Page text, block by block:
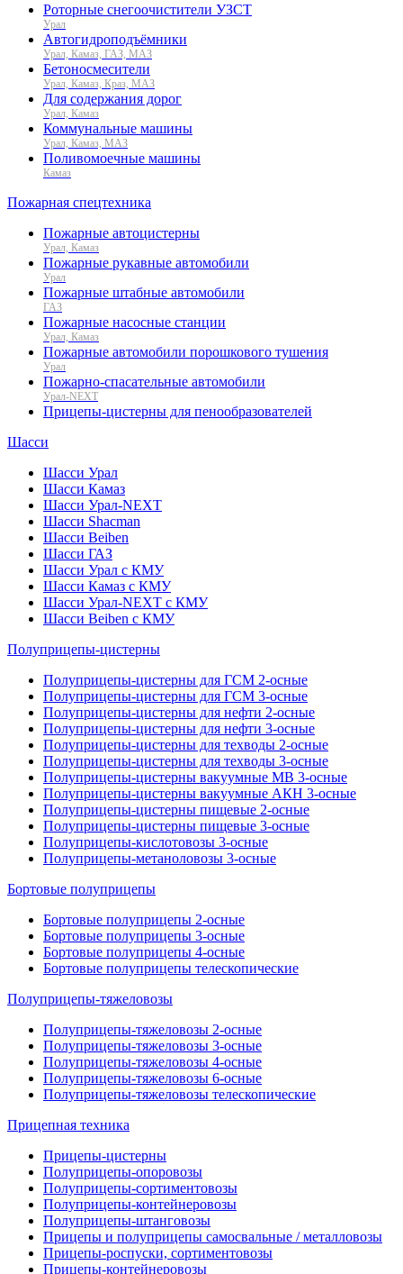
Роторные снегоочистители УЗСТ
Урал
Автогидроподъёмники
Урал, Камаз, ГАЗ, МАЗ
Бетоносмесители
Урал, Камаз, Краз, МАЗ
Для содержания дорог
Урал, Камаз
Коммунальные машины
Урал, Камаз, МАЗ
Поливомоечные машины
Камаз
Пожарная спецтехника
Пожарные автоцистерны
Урал, Камаз
Пожарные рукавные автомобили
Урал
Пожарные штабные автомобили
ГАЗ
Пожарные насосные станции
Урал, Камаз
Пожарные автомобили порошкового тушения
Урал
Пожарно-спасательные автомобили
Урал-NEXT
Прицепы-цистерны для пенообразователей
Шасси
Шасси Урал
Шасси Камаз
Шасси Урал-NEXT
Шасси Shacman
Шасси Beiben
Шасси ГАЗ
Шасси Урал с КМУ
Шасси Камаз с КМУ
Шасси Урал-NEXT с КМУ
Шасси Beiben с КМУ
Полуприцепы-цистерны
Полуприцепы-цистерны для ГСМ 2-осные
Полуприцепы-цистерны для ГСМ 3-осные
Полуприцепы-цистерны для нефти 2-осные
Полуприцепы-цистерны для нефти 3-осные
Полуприцепы-цистерны для техводы 2-осные
Полуприцепы-цистерны для техводы 3-осные
Полуприцепы-цистерны вакуумные МВ 3-осные
Полуприцепы-цистерны вакуумные АКН 3-осные
Полуприцепы-цистерны пищевые 2-осные
Полуприцепы-цистерны пищевые 3-осные
Полуприцепы-кислотовозы 3-осные
Полуприцепы-метаноловозы 3-осные
Бортовые полуприцепы
Бортовые полуприцепы 2-осные
Бортовые полуприцепы 3-осные
Бортовые полуприцепы 4-осные
Бортовые полуприцепы телескопические
Полуприцепы-тяжеловозы
Полуприцепы-тяжеловозы 2-осные
Полуприцепы-тяжеловозы 3-осные
Полуприцепы-тяжеловозы 4-осные
Полуприцепы-тяжеловозы 6-осные
Полуприцепы-тяжеловозы телескопические
Прицепная техника
Прицепы-цистерны
Полуприцепы-опоровозы
Полуприцепы-сортиментовозы
Полуприцепы-контейнеровозы
Полуприцепы-штанговозы
Прицепы и полуприцепы самосвальные / металловозы
Прицепы-роспуски, сортиментовозы
Прицепы-контейнеровозы